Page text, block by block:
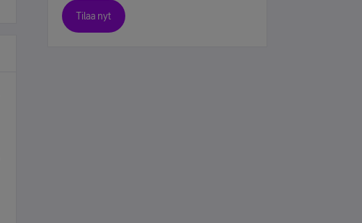
Tilaa nyt